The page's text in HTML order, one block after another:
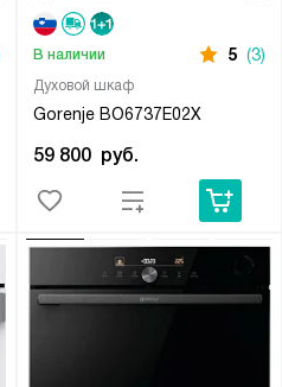
Духовой шкаф
Gorenje BO6737E02X
В наличии 5 (3)
59 800 руб.